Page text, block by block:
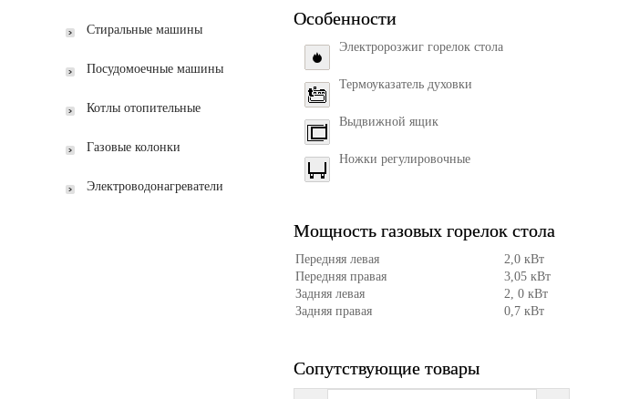
Особенности
Электророзжиг горелок стола
Термоуказатель духовки
Выдвижной ящик
Ножки регулировочные
Мощность газовых горелок стола
Передняя левая
2,0 кВт
Передняя правая
3,05 кВт
Задняя левая
2, 0 кВт
Задняя правая
0,7 кВт
Сопутствующие товары
Стиральные машины
Посудомоечные машины
Котлы отопительные
Газовые колонки
Электроводонагреватели